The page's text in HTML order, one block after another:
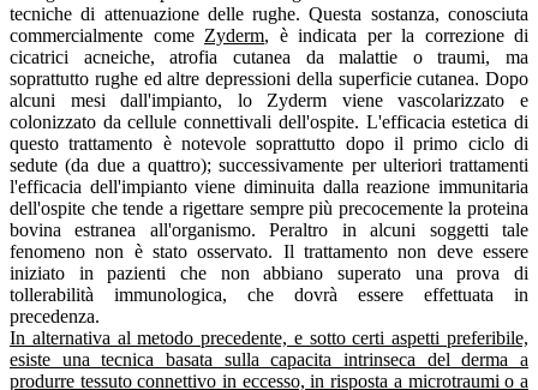
tecniche di attenuazione delle rughe. Questa sostanza, conosciuta
commercialmente come Zyderm, è indicata per la correzione di
cicatrici acneiche, atrofia cutanea da malattie o traumi, ma
soprattutto rughe ed altre depressioni della superficie cutanea. Dopo
alcuni mesi dall'impianto, lo Zyderm viene vascolarizzato e
colonizzato da cellule connettivali dell'ospite. L'efficacia estetica di
questo trattamento è notevole soprattutto dopo il primo ciclo di
sedute (da due a quattro); successivamente per ulteriori trattamenti
l'efficacia dell'impianto viene diminuita dalla reazione immunitaria
dell'ospite che tende a rigettare sempre più precocemente la proteina
bovina estranea all'organismo. Peraltro in alcuni soggetti tale
fenomeno non è stato osservato. Il trattamento non deve essere
iniziato in pazienti che non abbiano superato una prova di
tollerabilità immunologica, che dovrà essere effettuata in
precedenza.
In alternativa al metodo precedente, e sotto certi aspetti preferibile,
esiste una tecnica basata sulla capacita intrinseca del derma a
produrre tessuto connettivo in eccesso, in risposta a microtraumi o a